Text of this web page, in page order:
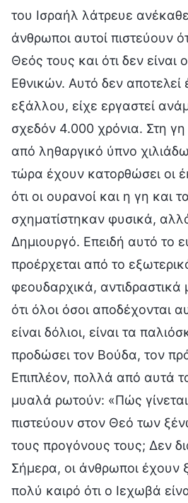
του Ισραήλ λάτρευε
άνθρωποι αυτοί πιστεύουν
Θεός τους και ότι δεν είναι
Εθνικών. Αυτό δεν
εξάλλου, είχε εργαστεί
σχεδόν 4.000 χρόνια. Στη γη
από ληθαργικό ύπνο
τώρα έχουν κατορθώσει οι
ότι οι ουρανοί και η γη και
σχηματίστηκαν φυσικά,
Δημιουργό. Επειδή αυτό το
προέρχεται από το
φεουδαρχικά,
ότι όλοι όσοι αποδέχονται
είναι δόλιοι, είναι τα
προδώσει τον Βούδα, τον
Επιπλέον, πολλά από αυτά
μυαλά ρωτούν: «Πώς γίνεται
πιστεύουν στον Θεό των
τους προγόνους τους; Δεν
Σήμερα, οι άνθρωποι έχουν
πολύ καιρό ότι ο Ιεχωβά